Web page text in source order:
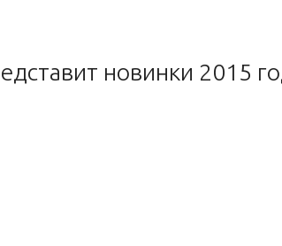
новинки 2015